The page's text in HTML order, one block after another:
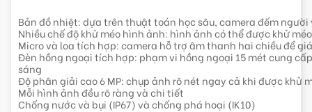
Bản đồ nhiệt: dựa trên thuật toán học sâu, camera đếm
Nhiều chế độ khử méo hình ảnh: hình ảnh có thể được khử
Micro và loa tích hợp: camera hỗ trợ âm thanh hai chiều để
Đèn hồng ngoại tích hợp: phạm vi hồng ngoại 15 mét cung
sáng
Độ phân giải cao 6 MP: chụp ảnh rõ nét ngay cả khi được khử
Mỗi hình ảnh đều rõ ràng và chi tiết
Chống nước và bụi (IP67) và chống phá hoại (IK10)